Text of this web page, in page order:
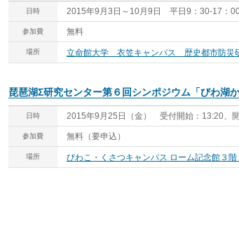
日時 2015年9月3日～10月9日 平日9：30-17：
参加費 無料
場所 立命館大学 衣笠キャンパス 歴史都市防災
琵琶湖Σ研究センター第６回シンポジウム「びわ湖
日時 2015年9月25日（金） 受付開始：13:20、
参加費 無料（要申込）
場所 びわこ・くさつキャンパス ローム記念館３